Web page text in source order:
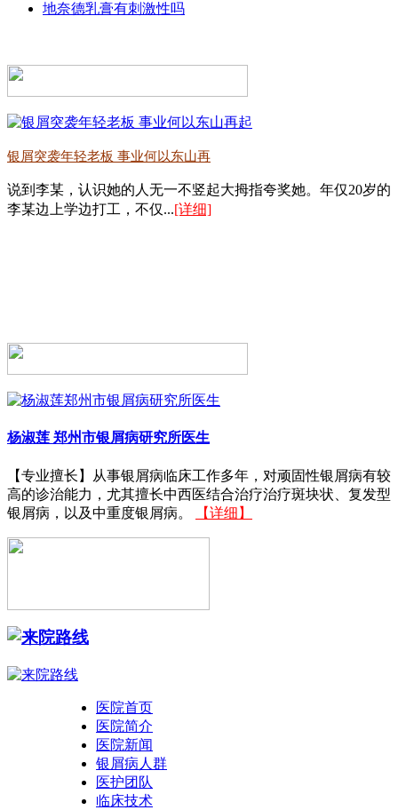
地奈德乳膏有刺激性吗
银屑突袭年轻老板 事业何以东山再
说到李某，认识她的人无一不竖起大拇指夸奖她。年仅20岁的
李某边上学边打工，不仅...[详细]
杨淑莲 郑州市银屑病研究所医生
【专业擅长】从事银屑病临床工作多年，对顽固性银屑病有较
高的诊治能力，尤其擅长中西医结合治疗治疗斑块状、复发型
银屑病，以及中重度银屑病。
【详细】
医院首页
医院简介
医院新闻
银屑病人群
医护团队
临床技术